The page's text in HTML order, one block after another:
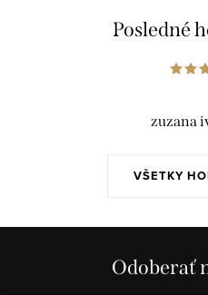
Posledné
VŠETKY
zuzana
Odoberať